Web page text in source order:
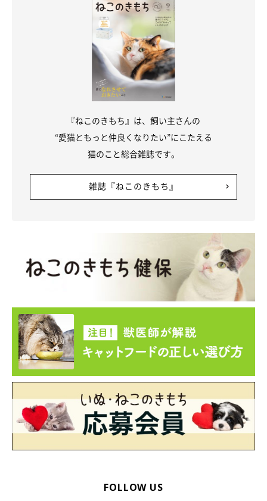
『ねこのきもち』は、飼い主さんの
“愛猫ともっと仲良くなりたい”にこたえる
猫のこと総合雑誌です。
雑誌『ねこのきもち』
FOLLOW US